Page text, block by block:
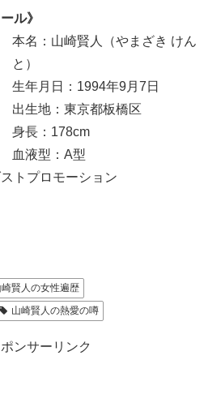
ル》
本名：山崎賢人（やまざき けん
と）
生年月日：1994年9月7日
出生地：東京都板橋区
身長：178cm
血液型：A型
トプロモーション
崎賢人の女性遍歴
山崎賢人の熱愛の噂
ンサーリンク